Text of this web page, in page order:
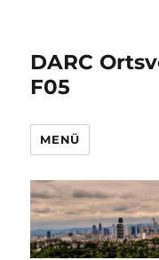
DARC
F05
MENÜ